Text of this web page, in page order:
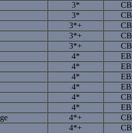
3*
CB
3*
CB
3*+
CB
3*+
CB
3*+
CB
4*
EB
4*
EB
4*
EB
4*
EB
4*
CB
4*
EB
4*+
CB
4*+
CB